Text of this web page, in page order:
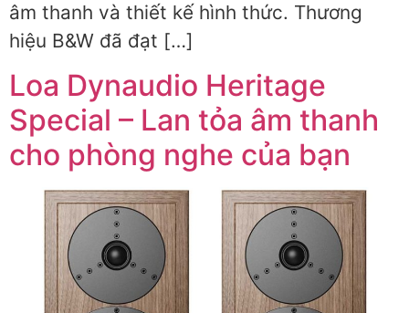
âm thanh và thiết kế hình thức. Thương
hiệu B&W đã đạt […]
Loa Dynaudio Heritage
Special – Lan tỏa âm thanh
cho phòng nghe của bạn